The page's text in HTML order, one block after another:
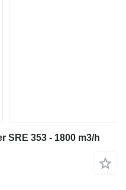
SRE 353 - 1800 m3/h